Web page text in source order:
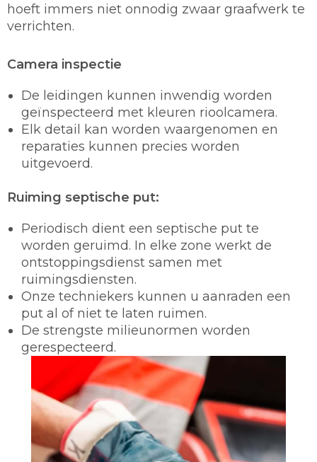
hoeft immers niet onnodig zwaar graafwerk te
verrichten.
Camera inspectie
De leidingen kunnen inwendig worden
geïnspecteerd met kleuren rioolcamera.
Elk detail kan worden waargenomen en
reparaties kunnen precies worden
uitgevoerd.
Ruiming septische put:
Periodisch dient een septische put te
worden geruimd. In elke zone werkt de
ontstoppingsdienst samen met
ruimingsdiensten.
Onze techniekers kunnen u aanraden een
put al of niet te laten ruimen.
De strengste milieunormen worden
gerespecteerd.